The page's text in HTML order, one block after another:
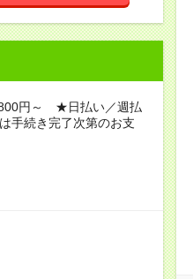
円～ ★日払い／週払
手続き完了次第のお支